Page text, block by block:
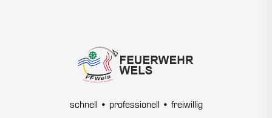
schnell • professionell • freiwillig